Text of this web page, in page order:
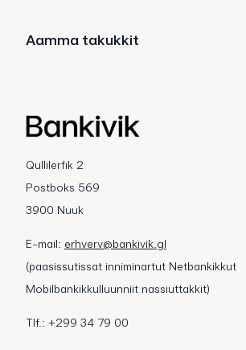
Aamma takukkit
Qullilerfik 2
Postboks 569
3900 Nuuk
E-mail: erhverv@bankivik.gl
(paasissutissat inniminartut Netbankikkut
Mobilbankikkulluunniit nassiuttakkit)
Tlf.: +299 34 79 00